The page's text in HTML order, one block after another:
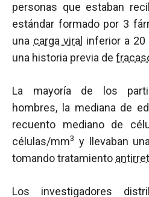
personas que estaban
estándar formado por 3
una carga viral inferior a
una historia previa de
La mayoría de los
hombres, la mediana de
recuento mediano de
células/mm3 y llevaban
tomando tratamiento
Los investigadores